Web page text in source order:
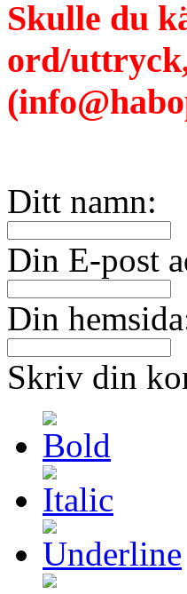
Skulle du
ord/
Ditt namn:
Din E-post
Din
Skriv din